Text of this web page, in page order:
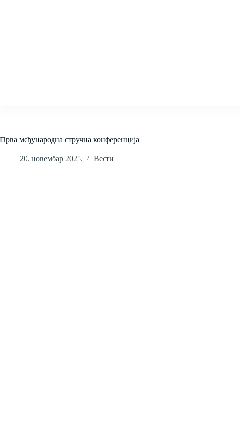
Прва међународна стручна конференција
20. новембар 2025. Вести